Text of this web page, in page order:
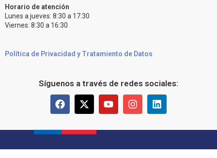
Horario de atención
Lunes a jueves: 8:30 a 17:30
Viernes: 8:30 a 16:30
Política de Privacidad y Tratamiento de Datos
Síguenos a través de redes sociales: